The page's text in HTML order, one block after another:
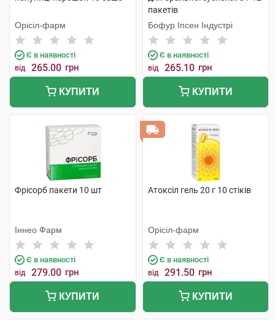
Орісіл-фарм
Є в наявності
від 265.00 грн
КУПИТИ
пакетів
Бофур Іпсен Індустрі
Є в наявності
від 265.10 грн
КУПИТИ
Фрісорб пакети 10 шт
Іннео Фарм
Є в наявності
від 279.00 грн
КУПИТИ
Атоксіл гель 20 г 10 стіків
Орісіл-фарм
Є в наявності
від 291.50 грн
КУПИТИ